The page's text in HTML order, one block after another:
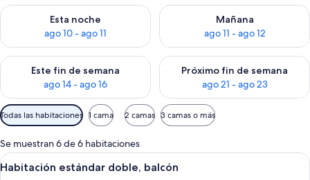
Esta noche
ago 10 - ago 11
Consulta la disponibilidad para esta noche, ago 10 - ago 11
Mañana
ago 11 - ago 12
Consulta la disponibilidad
Este fin de semana
ago 14 - ago 16
Consulta la disponibilidad para este fin de semana, ago 14 -
Próximo fin de semana
ago 21 - ago 23
Consulta la disponibilidad
Filtros
disponibles
para
las
habitaciones
Todas las habitaciones 1 cama 2 camas 3 camas o más
Se muestran 6 de 6 habitaciones
Abrir
todas
Habitación de hotel moderna con
6
Habitación estándar doble, balcón